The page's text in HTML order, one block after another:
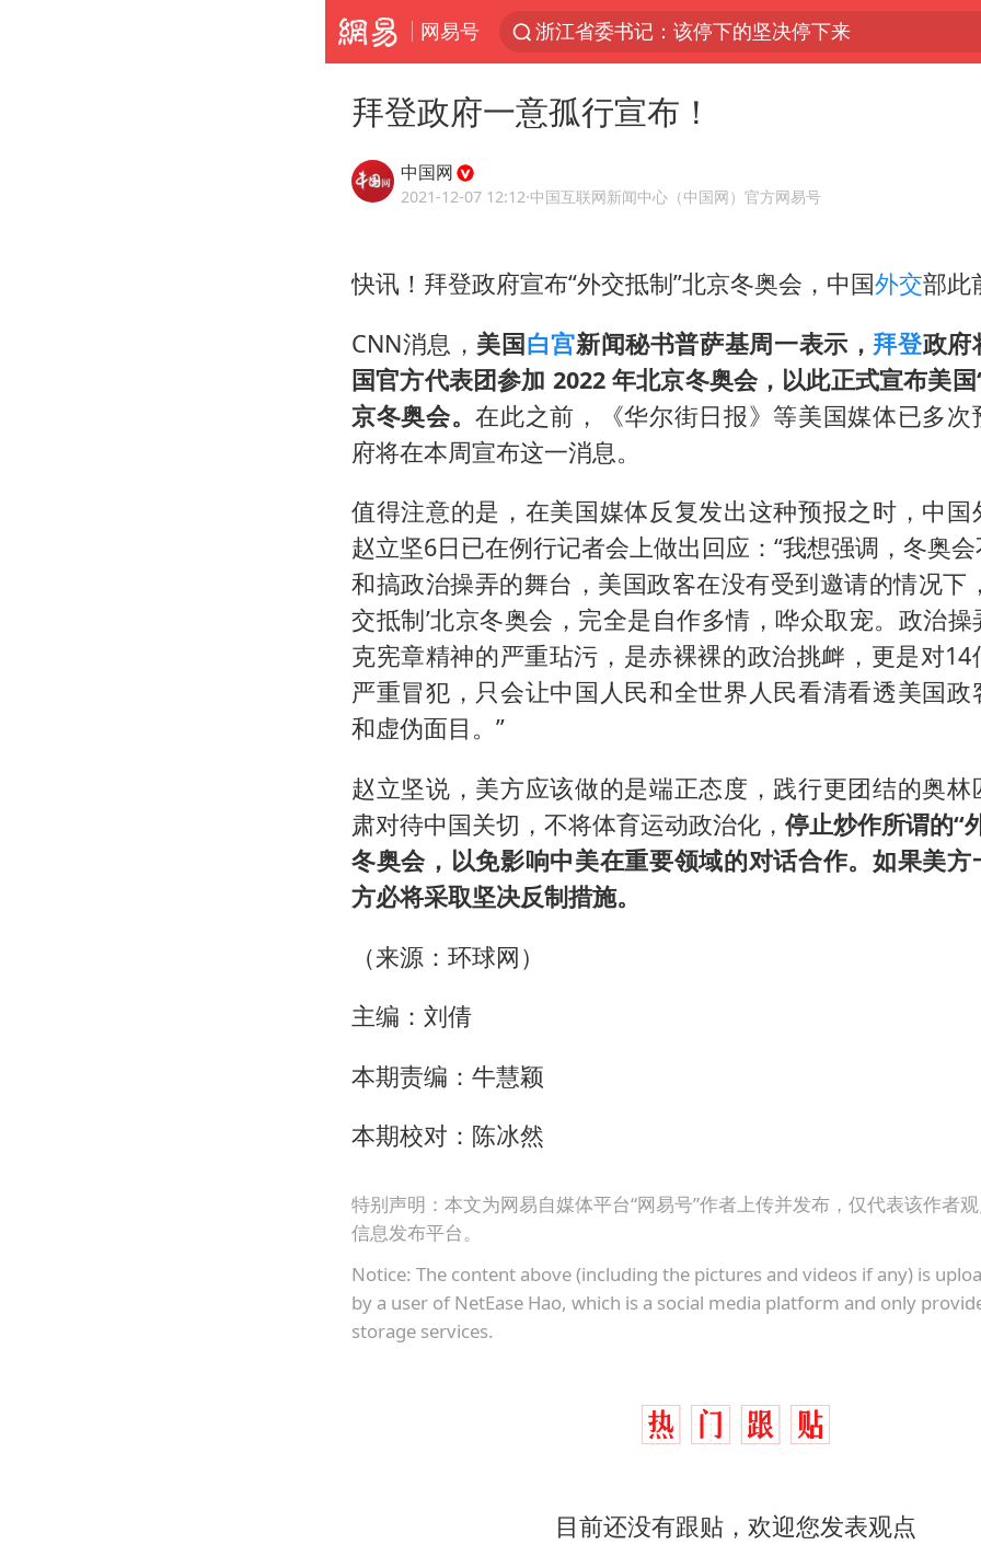
网易号
浙江省委书记：该停下的坚决停下来
杭州机场已取消航班388架次
中国籍豪华游艇富商之子在泰国被杀
新疆一婚礼线上邀请引热议
中国第1高楼阻尼器摆动明显
国足U17与阿森纳决赛取消 并列冠军
上门女婿出轨女邻居多年被判重婚罪
构建更高水平的全民健身公共服务体系
王艺迪2-4不敌张本美和止步4强
乌称俄袭击敖德萨致部分区域停电
奋力开创中国式现代化建设新局面
拜登政府一意孤行宣布！
中国网
2021-12-07 12:12·中国互联网新闻中心（中国网）官方网易号
快讯！拜登政府宣布“外交抵制”北京冬奥会，中国外交部此
CNN消息， 美国白宫新闻秘书普萨基周一表示， 拜登政府
国官方代表团参加 2022 年北京冬奥会，以此正式宣布美
京冬奥会。在此之前，《华尔街日报》等美国媒体已多次
府将在本周宣布这一消息。
值得注意的是，在美国媒体反复发出这种预报之时，中国
赵立坚6日已在例行记者会上做出回应：“我想强调，冬奥
和搞政治操弄的舞台，美国政客在没有受到邀请的情况下
交抵制’北京冬奥会，完全是自作多情，哗众取宠。政治
克宪章精神的严重玷污，是赤裸裸的政治挑衅，更是对
严重冒犯，只会让中国人民和全世界人民看清看透美国政
和虚伪面目。”
赵立坚说，美方应该做的是端正态度，践行更团结的奥林
肃对待中国关切，不将体育运动政治化，停止炒作所谓的“
冬奥会，以免影响中美在重要领域的对话合作。如果美方
方必将采取坚决反制措施。
（来源：环球网）
主编：刘倩
本期责编：牛慧颖
本期校对：陈冰然
特别声明：本文为网易自媒体平台“网易号”作者上传并发布，仅代表该作者
信息发布平台。
Notice: The content above (including the pictures and videos if any) is
by a user of NetEase Hao, which is a social media platform and only
storage services.
目前还没有跟贴，欢迎您发表观点